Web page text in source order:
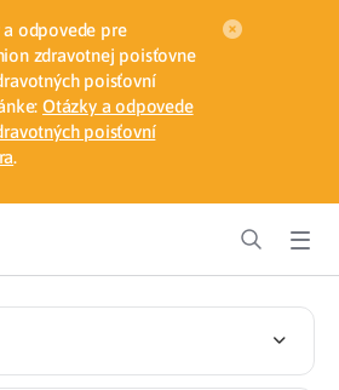
odpovede pre
zdravotnej poisťovne
poisťovní
Otázky a odpovede
poisťovní
.